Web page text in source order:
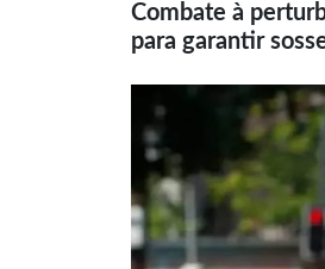
Combate à
para garantir